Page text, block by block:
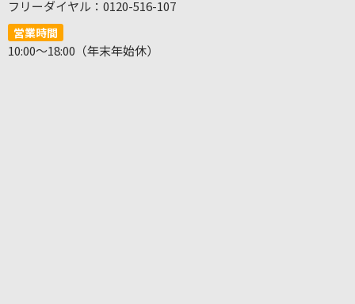
フリーダイヤル：0120-516-107
営業時間
10:00～18:00（年末年始休）